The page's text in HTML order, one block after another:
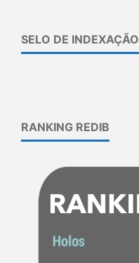
SELO DE INDEXAÇÃO
RANKING REDIB